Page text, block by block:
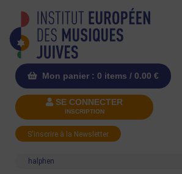
Mon panier : 0 items / 0.00 €
SE CONNECTER
INSCRIPTION
S'inscrire à la Newsletter
Recherche